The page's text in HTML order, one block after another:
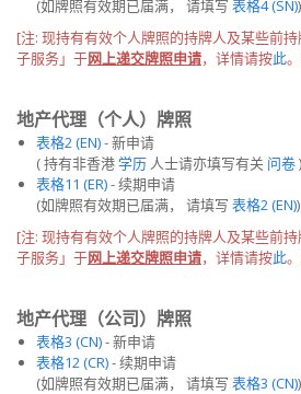
(如牌照有效期已届满， 请填写 表格4 (SN))
[注: 现持有有效个人牌照的持牌人及某些前持
子服务」于网上递交牌照申请，详情请按此
地产代理（个人）牌照
表格2 (EN)- 新申请
( 持有非香港学历 人士请亦填写有关 问卷)
表格11 (ER)- 续期申请
(如牌照有效期已届满， 请填写 表格2 (EN))
[注: 现持有有效个人牌照的持牌人及某些前持
子服务」于网上递交牌照申请，详情请按此
地产代理（公司）牌照
表格3 (CN)- 新申请
表格12 (CR)- 续期申请
(如牌照有效期已届满， 请填写 表格3 (CN))